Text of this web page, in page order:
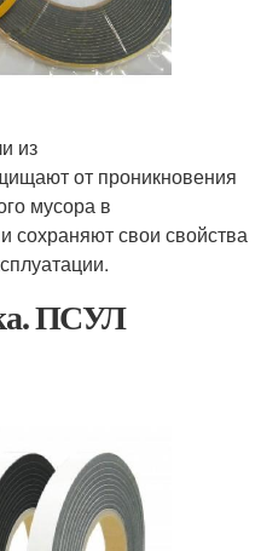
из
от проникновения
мусора в
сохраняют свои свойства
ПСУЛ